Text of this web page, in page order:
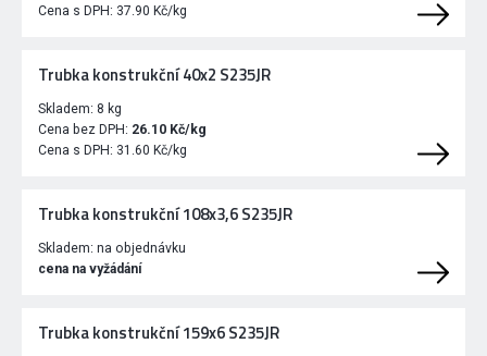
Cena s DPH: 37.90 Kč/kg
Trubka konstrukční 40x2 S235JR
Skladem: 8 kg
Cena bez DPH: 26.10 Kč/kg
Cena s DPH: 31.60 Kč/kg
Trubka konstrukční 108x3,6 S235JR
Skladem: na objednávku
cena na vyžádání
Trubka konstrukční 159x6 S235JR